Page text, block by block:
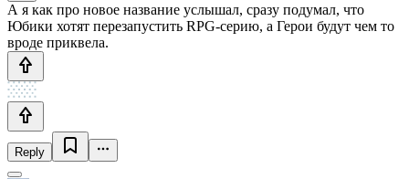
А я как про новое название услышал, сразу подумал, что
Юбики хотят перезапустить RPG-серию, а Герои будут чем то
вроде приквела.
Reply